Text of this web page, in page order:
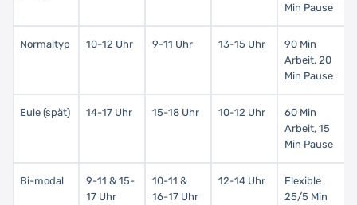
Min Pause
Normaltyp 10-12 Uhr 9-11 Uhr 13-15 Uhr
90 Min
Arbeit, 20
Min Pause
Eule (spät) 14-17 Uhr 15-18 Uhr 10-12 Uhr
60 Min
Arbeit, 15
Min Pause
Bi-modal
9-11 & 15-
17 Uhr
10-11 &
16-17 Uhr
12-14 Uhr
Flexible
25/5 Min